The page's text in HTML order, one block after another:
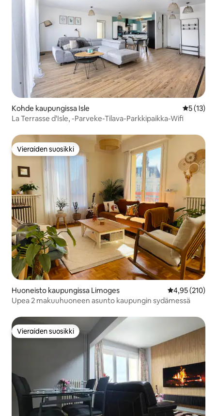
Kohde kaupungissa Isle
5 (13)
La Terrasse d'Isle, -Parveke-Tilava-Parkkipaikka-Wifi
Vieraiden suosikki
Vieraiden suosikki
Huoneisto kaupungissa Limoges
4,95 (210)
Upea 2 makuuhuoneen asunto kaupungin sydämessä
Vieraiden suosikki
Vieraiden suosikki